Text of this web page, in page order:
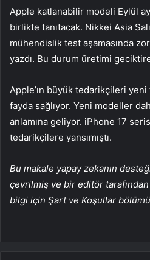
Apple katlanabilir modeli Eylül
birlikte tanıtacak. Nikkei Asia
mühendislik test aşamasında
yazdı. Bu durum üretimi
Apple’ın büyük tedarikçileri
fayda sağlıyor. Yeni modeller
anlamına geliyor. iPhone 17
tedarikçilere yansımıştı.
Bu makale yapay zekanın
çevrilmiş ve bir editör
bilgi için Şart ve Koşullar